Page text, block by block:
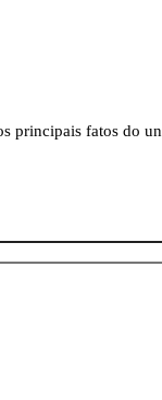
principais fatos do